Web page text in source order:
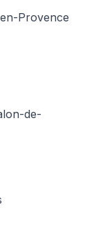
Provence
de-